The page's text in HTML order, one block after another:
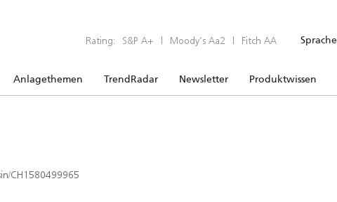
Rating: S&P A+ | Moody’s Aa2 | Fitch AA Sprache
Anlagethemen TrendRadar Newsletter Produktwissen
CH1580499965